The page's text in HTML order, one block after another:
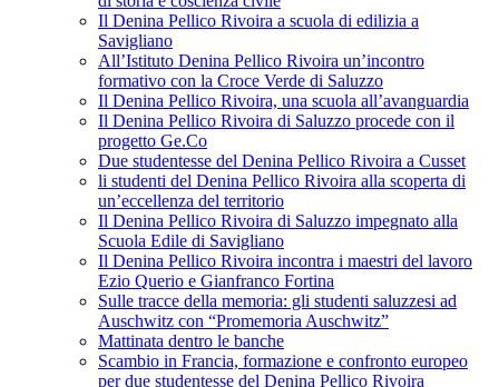
Il Denina Pellico Rivoira a scuola di edilizia a
Savigliano
All’Istituto Denina Pellico Rivoira un’incontro
formativo con la Croce Verde di Saluzzo
Il Denina Pellico Rivoira, una scuola all’avanguardia
Il Denina Pellico Rivoira di Saluzzo procede con il
progetto Ge.Co
Due studentesse del Denina Pellico Rivoira a Cusset
li studenti del Denina Pellico Rivoira alla scoperta di
un’eccellenza del territorio
Il Denina Pellico Rivoira di Saluzzo impegnato alla
Scuola Edile di Savigliano
Il Denina Pellico Rivoira incontra i maestri del lavoro
Ezio Querio e Gianfranco Fortina
Sulle tracce della memoria: gli studenti saluzzesi ad
Auschwitz con “Promemoria Auschwitz”
Mattinata dentro le banche
Scambio in Francia, formazione e confronto europeo
per due studentesse del Denina Pellico Rivoira